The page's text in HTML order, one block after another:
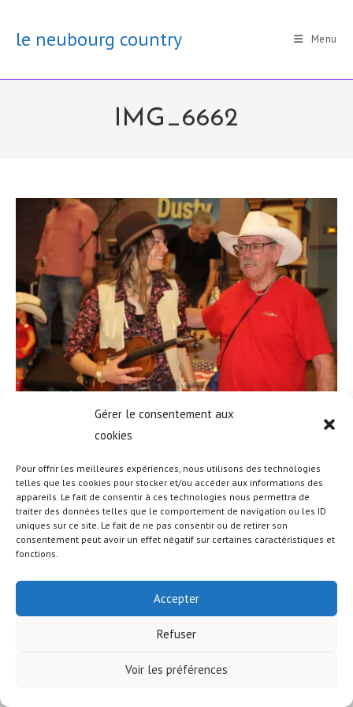
Gérer le consentement aux
cookies
Pour offrir les meilleures expériences, nous utilisons des technologies
telles que les cookies pour stocker et/ou accéder aux informations des
appareils. Le fait de consentir à ces technologies nous permettra de
traiter des données telles que le comportement de navigation ou les ID
uniques sur ce site. Le fait de ne pas consentir ou de retirer son
consentement peut avoir un effet négatif sur certaines caractéristiques et
fonctions.
Accepter
Refuser
Voir les préférences
contentle neubourg country Menu
IMG_6662
© COPYRIGHT - OCEANWP THEME BY NICK